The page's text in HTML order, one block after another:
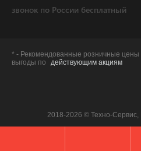
звонок по России бесплатный
* - Рекомендованные розничные цены
выгоды по
действующим акциям
2018-2026 © Техно-